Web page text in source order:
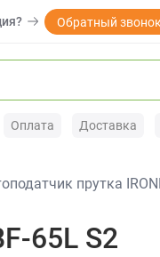
Обратный звонок
Оплата Доставка
прутка
65L S2